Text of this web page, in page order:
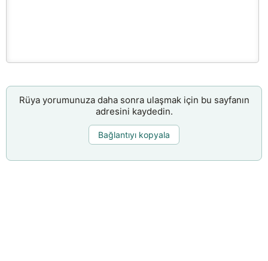
Rüya yorumunuza daha sonra ulaşmak için bu sayfanın
adresini kaydedin.
Bağlantıyı kopyala